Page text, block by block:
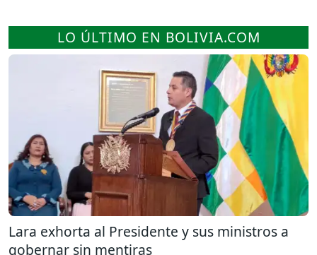
LO ÚLTIMO EN BOLIVIA.COM
Lara exhorta al Presidente y sus ministros a
gobernar sin mentiras